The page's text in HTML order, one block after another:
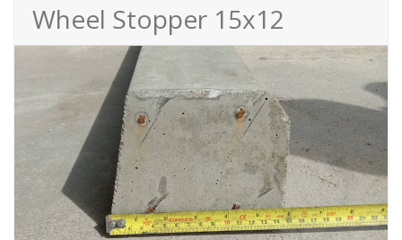
Wheel Stopper 15x12